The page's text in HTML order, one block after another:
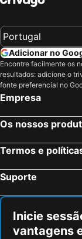
Adicionar no
Encontre facilmente os
resultados: adicione o
fonte preferencial no
Empresa
Os nossos
Termos e
Suporte
Inicie
vantagens